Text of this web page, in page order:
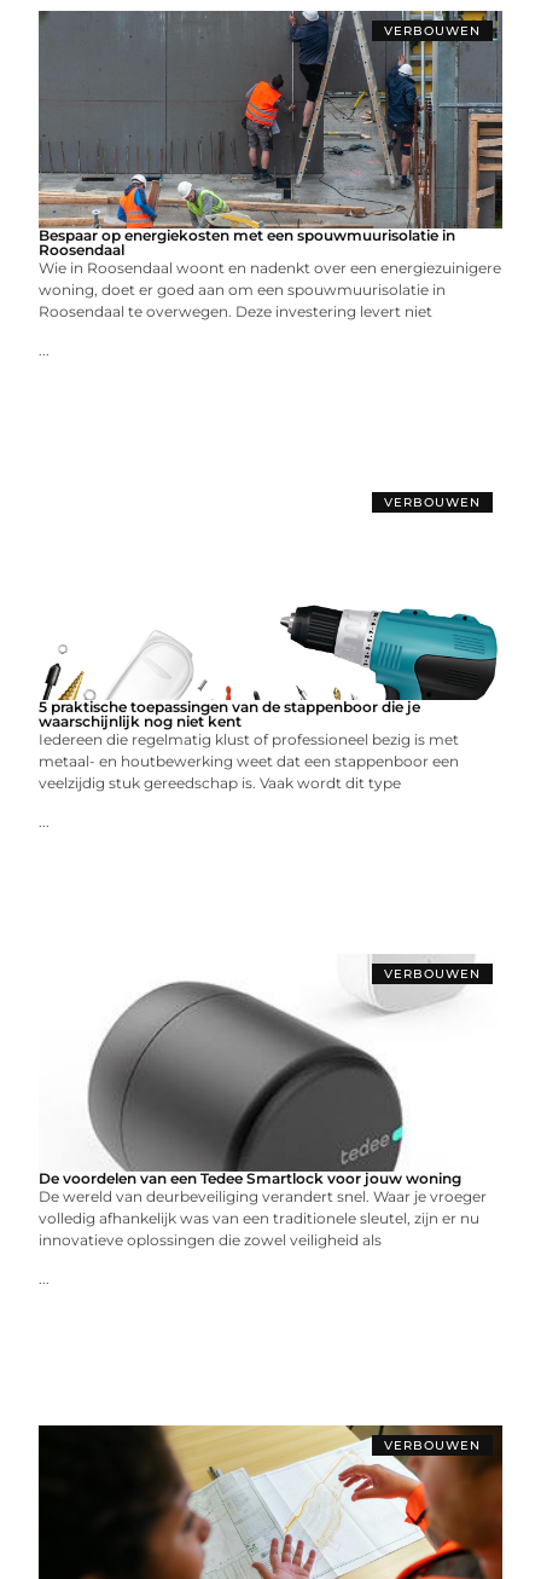
VERBOUWEN
Bespaar op energiekosten met een spouwmuurisolatie in
Roosendaal
Wie in Roosendaal woont en nadenkt over een energiezuinigere
woning, doet er goed aan om een spouwmuurisolatie in
Roosendaal te overwegen. Deze investering levert niet
...
VERBOUWEN
5 praktische toepassingen van de stappenboor die je
waarschijnlijk nog niet kent
Iedereen die regelmatig klust of professioneel bezig is met
metaal- en houtbewerking weet dat een stappenboor een
veelzijdig stuk gereedschap is. Vaak wordt dit type
...
VERBOUWEN
De voordelen van een Tedee Smartlock voor jouw woning
De wereld van deurbeveiliging verandert snel. Waar je vroeger
volledig afhankelijk was van een traditionele sleutel, zijn er nu
innovatieve oplossingen die zowel veiligheid als
...
VERBOUWEN